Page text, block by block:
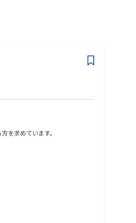
を求めています。